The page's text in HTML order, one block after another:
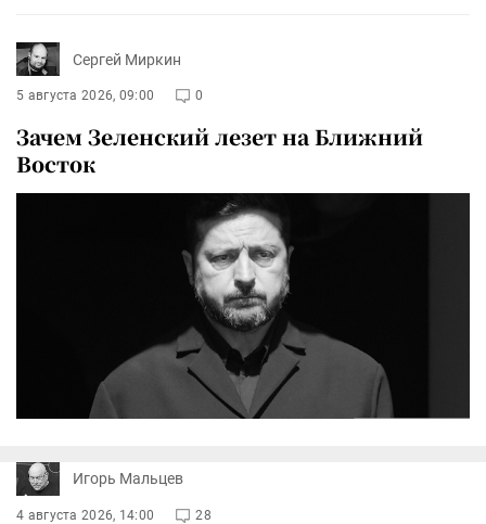
Сергей Миркин
5 августа 2026, 09:00 0
Зачем Зеленский лезет на Ближний
Восток
Игорь Мальцев
4 августа 2026, 14:00 28